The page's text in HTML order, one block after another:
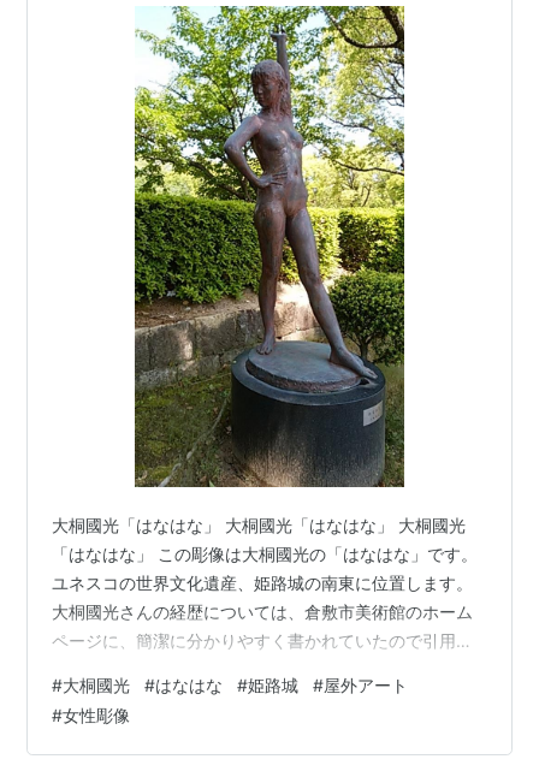
大桐國光「はなはな」 大桐國光「はなはな」 大桐國光
「はなはな」 この彫像は大桐國光の「はなはな」です。
ユネスコの世界文化遺産、姫路城の南東に位置します。
大桐國光さんの経歴については、倉敷市美術館のホーム
ページに、簡潔に分かりやすく書かれていたので引用し
県姫路市に生まれる。3歳で母を亡くし、新見市の伯父の
家に預けられる。岡山大学教育学部卒業後、佐藤忠良に
感銘を受け制作に励む。1956年、日展に初入選。1974
#大桐國光 #はなはな #姫路城 #屋外アート
#女性彫像